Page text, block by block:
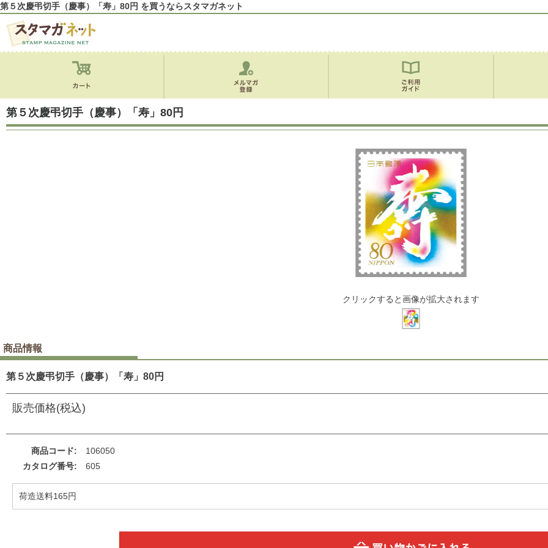
第５次慶弔切手（慶事）「寿」80円 を買うならスタマガネット
第５次慶弔切手（慶事）「寿」80円
クリックすると画像が拡大されます
商品情報
第５次慶弔切手（慶事）「寿」80円
販売価格(税込)
商品コード
106050
カタログ番号
605
荷造送料165円